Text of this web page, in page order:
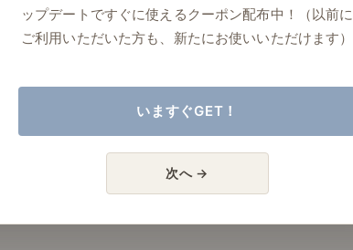
ップデートですぐに使えるクーポン配布中！（以前に
ご利用いただいた方も、新たにお使いいただけます）
いますぐGET！
次へ →